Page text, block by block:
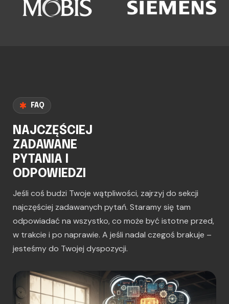
FAQ
NAJCZĘŚCIEJ
ZADAWANE
PYTANIA I
ODPOWIEDZI
Jeśli coś budzi Twoje wątpliwości, zajrzyj do sekcji
najczęściej zadawanych pytań. Staramy się tam
odpowiadać na wszystko, co może być istotne przed,
w trakcie i po naprawie. A jeśli nadal czegoś brakuje –
jesteśmy do Twojej dyspozycji.